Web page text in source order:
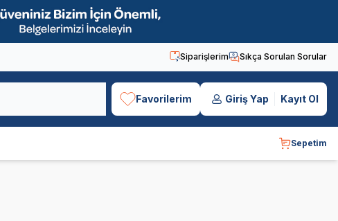
Siparişlerim Sıkça Sorulan Sorular
Favorilerim Giriş Yap Kayıt Ol
Sepetim